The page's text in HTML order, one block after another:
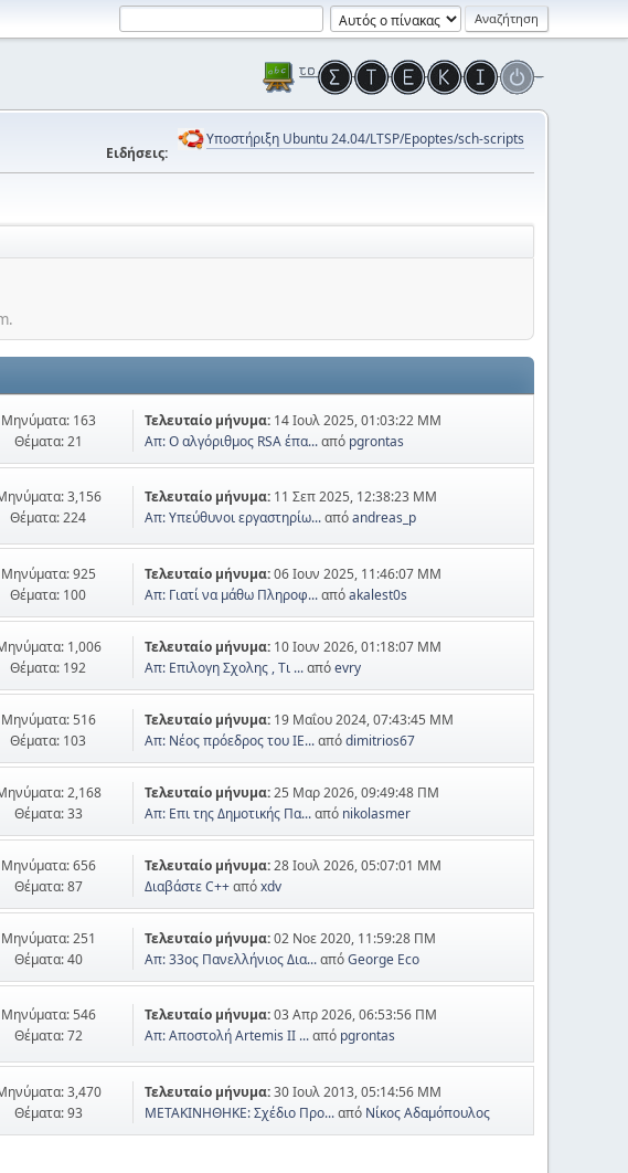
Ειδήσεις:
Υποστήριξη Ubuntu 24.04/LTSP/Epoptes/sch-scripts
Μηνύματα: 163
Θέματα: 21
Τελευταίο μήνυμα: 14 Ιουλ 2025, 01:03:22 ΜΜ
Απ: Ο αλγόριθμος RSA έπα...από pgrontas
3,156
Θέματα: 224
Τελευταίο μήνυμα: 11 Σεπ 2025, 12:38:23 ΜΜ
Απ: Υπεύθυνοι εργαστηρίω...απόandreas_p
Μηνύματα: 925
Θέματα: 100
Τελευταίο μήνυμα:06 Ιουν 2025, 11:46:07 ΜΜ
Απ: Γιατί να μάθω Πληροφ...απόakalest0s
1,006
Θέματα: 192
Τελευταίο μήνυμα: 10 Ιουν 2026, 01:18:07 ΜΜ
Απ: Επιλογη Σχολης , Τι ...απόevry
Μηνύματα: 516
Θέματα: 103
Τελευταίο μήνυμα: 19 Μαΐου 2024, 07:43:45 ΜΜ
Απ: Νέος πρόεδρος του ΙΕ...απόdimitrios67
2,168
Θέματα: 33
Τελευταίο μήνυμα:25 Μαρ 2026, 09:49:48 ΠΜ
Απ: Επι της Δημοτικής Πα...από nikolasmer
Μηνύματα: 656
Θέματα: 87
Τελευταίο μήνυμα:28 Ιουλ 2026, 05:07:01 ΜΜ
Διαβάστε C++απόxdv
Μηνύματα: 251
Θέματα: 40
Τελευταίο μήνυμα:02 Νοε 2020, 11:59:28 ΠΜ
Απ: 33ος Πανελλήνιος Δια...απόGeorge Eco
Μηνύματα: 546
Θέματα: 72
Τελευταίο μήνυμα:03 Απρ 2026, 06:53:56 ΠΜ
Απ: Αποστολή Artemis II ...από pgrontas
3,470
Θέματα: 93
Τελευταίο μήνυμα:30 Ιουλ 2013, 05:14:56 ΜΜ
ΜΕΤΑΚΙΝΗΘΗΚΕ: Σχέδιο Προ...από Νίκος Αδαμόπουλος